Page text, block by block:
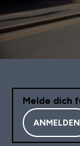
Melde dich
ANMELDEN